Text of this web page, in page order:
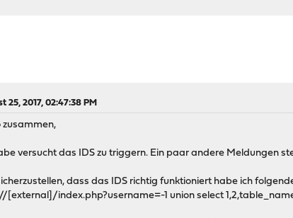
25, 2017, 02:47:38 PM
zusammen,
versucht das IDS zu triggern. Ein paar andere Meldungen
dass das IDS richtig funktioniert habe ich
[external]/index.php?username=-1 union select